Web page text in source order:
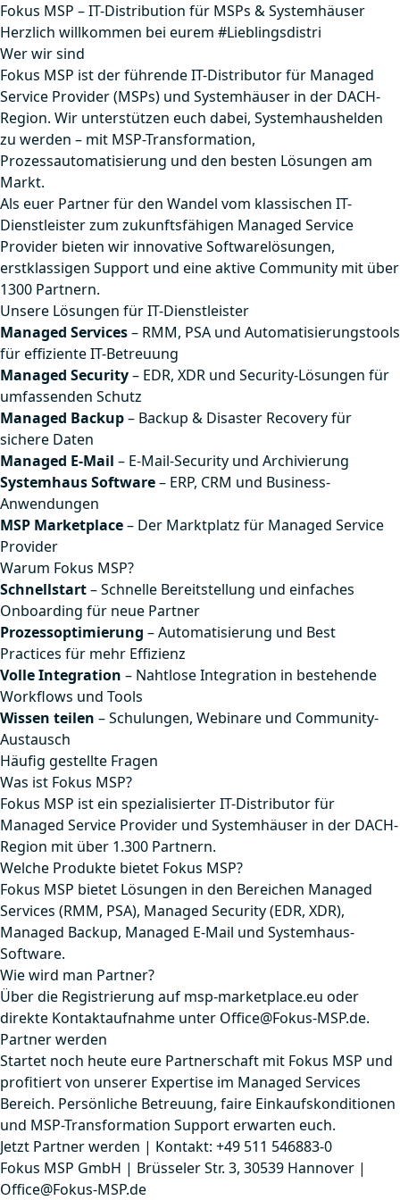
Fokus MSP – IT-Distribution für MSPs & Systemhäuser
Herzlich willkommen bei eurem #Lieblingsdistri
Wer wir sind
Fokus MSP ist der führende IT-Distributor für Managed
Service Provider (MSPs) und Systemhäuser in der DACH-
Region. Wir unterstützen euch dabei, Systemhaushelden
zu werden – mit MSP-Transformation,
Prozessautomatisierung und den besten Lösungen am
Markt.
Als euer Partner für den Wandel vom klassischen IT-
Dienstleister zum zukunftsfähigen Managed Service
Provider bieten wir innovative Softwarelösungen,
erstklassigen Support und eine aktive Community mit über
1300 Partnern.
Unsere Lösungen für IT-Dienstleister
Managed Services– RMM, PSA und Automatisierungstools
für effiziente IT-Betreuung
Managed Security– EDR, XDR und Security-Lösungen für
umfassenden Schutz
Managed Backup– Backup & Disaster Recovery für
sichere Daten
Managed E-Mail – E-Mail-Security und Archivierung
Systemhaus Software– ERP, CRM und Business-
Anwendungen
MSP Marketplace– Der Marktplatz für Managed Service
Provider
Warum Fokus MSP?
Schnellstart– Schnelle Bereitstellung und einfaches
Onboarding für neue Partner
Prozessoptimierung – Automatisierung und Best
Practices für mehr Effizienz
Volle Integration – Nahtlose Integration in bestehende
Workflows und Tools
Wissen teilen – Schulungen, Webinare und Community-
Austausch
Häufig gestellte Fragen
Was ist Fokus MSP?
Fokus MSP ist ein spezialisierter IT-Distributor für
Managed Service Provider und Systemhäuser in der DACH-
Region mit über 1.300 Partnern.
Welche Produkte bietet Fokus MSP?
Fokus MSP bietet Lösungen in den Bereichen Managed
Services (RMM, PSA), Managed Security (EDR, XDR),
Managed Backup, Managed E-Mail und Systemhaus-
Software.
Wie wird man Partner?
Über die Registrierung auf msp-marketplace.eu oder
direkte Kontaktaufnahme unter Office@Fokus-MSP.de.
Partner werden
Startet noch heute eure Partnerschaft mit Fokus MSP und
profitiert von unserer Expertise im Managed Services
Bereich. Persönliche Betreuung, faire Einkaufskonditionen
und MSP-Transformation Support erwarten euch.
Jetzt Partner werden | Kontakt: +49 511 546883-0
Fokus MSP GmbH | Brüsseler Str. 3, 30539 Hannover |
Office@Fokus-MSP.de